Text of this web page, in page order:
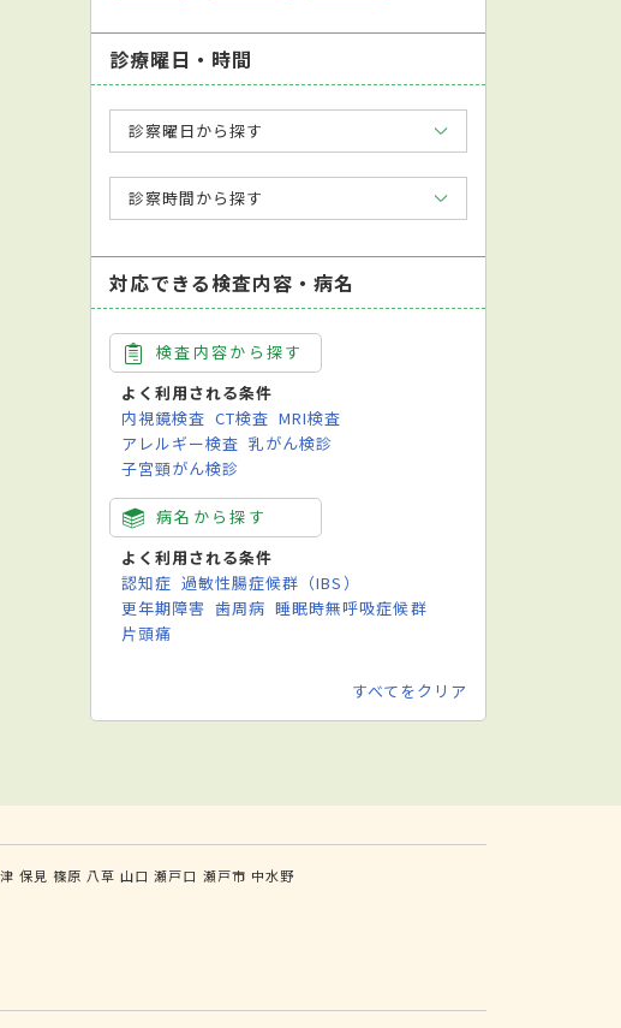
診療曜日・時間
診察曜日から探す
診察時間から探す
対応できる検査内容・病名
検査内容から探す
よく利用される条件
内視鏡検査 CT検査 MRI検査
アレルギー検査 乳がん検診
子宮頸がん検診
病名から探す
よく利用される条件
認知症 過敏性腸症候群（IBS）
更年期障害 歯周病 睡眠時無呼吸症候群
片頭痛
すべてをクリア
保見 篠原 八草 山口 瀬戸口 瀬戸市 中水野